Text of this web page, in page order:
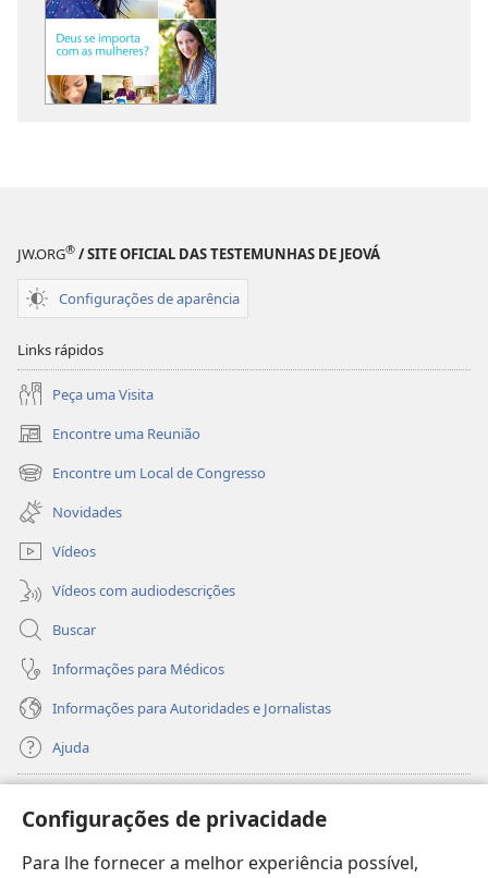
Configurações de privacidade
Para lhe fornecer a melhor experiência possível,
as
com
as
JW.ORG® / SITE OFICIAL DAS TESTEMUNHAS DE JEOVÁ
Configurações de aparência
Links rápidos
Peça uma Visita
Encontre uma Reunião
(abre
nova
janela)
Encontre um Local de Congresso
(abre
nova
janela)
Novidades
Vídeos
Vídeos com audiodescrições
Buscar
Informações para Médicos
Informações para Autoridades e Jornalistas
Ajuda
(abre
nova
janela)
Biblioteca On-line da Torre de Vigia™
(abre